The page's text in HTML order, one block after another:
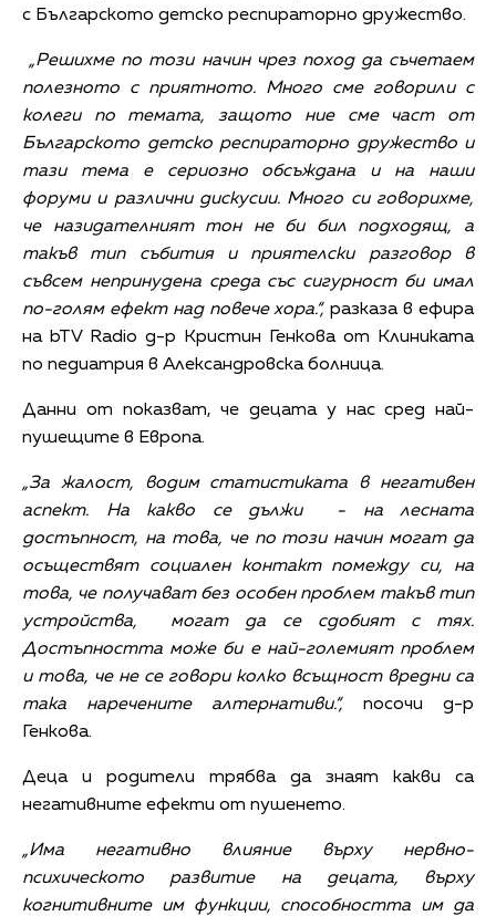
с Българското детско респираторно дружество.
„Решихме по този начин чрез поход да съчетаем
полезното с приятното. Много сме говорили с
колеги по темата, защото ние сме част от
Българското детско респираторно дружество и
тази тема е сериозно обсъждана и на наши
форуми и различни дискусии. Много си говорихме,
че назидателният тон не би бил подходящ, а
такъв тип събития и приятелски разговор в
съвсем непринудена среда със сигурност би имал
по-голям ефект над повече хора.“, разказа в ефира
на bTV Radio д-р Кристин Генкова от Клиниката
по педиатрия в Александровска болница.
Данни от показват, че децата у нас сред най-
пушещите в Европа.
„За жалост, водим статистиката в негативен
аспект. На какво се дължи - на лесната
достъпност, на това, че по този начин могат да
осъществят социален контакт помежду си, на
това, че получават без особен проблем такъв тип
устройства, могат да се сдобият с тях.
Достъпността може би е най-големият проблем
и това, че не се говори колко всъщност вредни са
така наречените алтернативи.“, посочи д-р
Генкова.
Деца и родители трябва да знаят какви са
негативните ефекти от пушенето.
„Има негативно влияние върху нервно-
психическото развитие на децата, върху
когнитивните им функции, способността им да